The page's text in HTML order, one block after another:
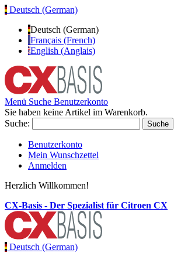
Deutsch (German)
Deutsch (German)
Français (French)
English (Anglais)
Menü Suche Benutzerkonto
Sie haben keine Artikel im Warenkorb.
Suche:
Suche
Benutzerkonto
Mein Wunschzettel
Anmelden
Herzlich Willkommen!
CX-Basis - Der Spezialist für Citroen CX
Deutsch (German)